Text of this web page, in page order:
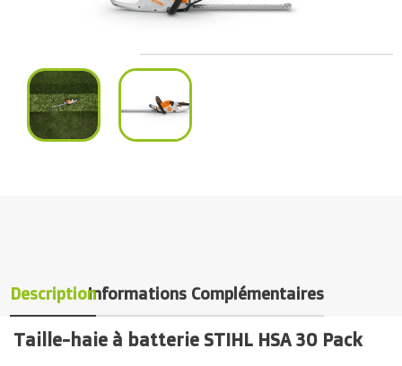
DescriptionInformations Complémentaires
Taille-haie à batterie STIHL HSA 30 Pack